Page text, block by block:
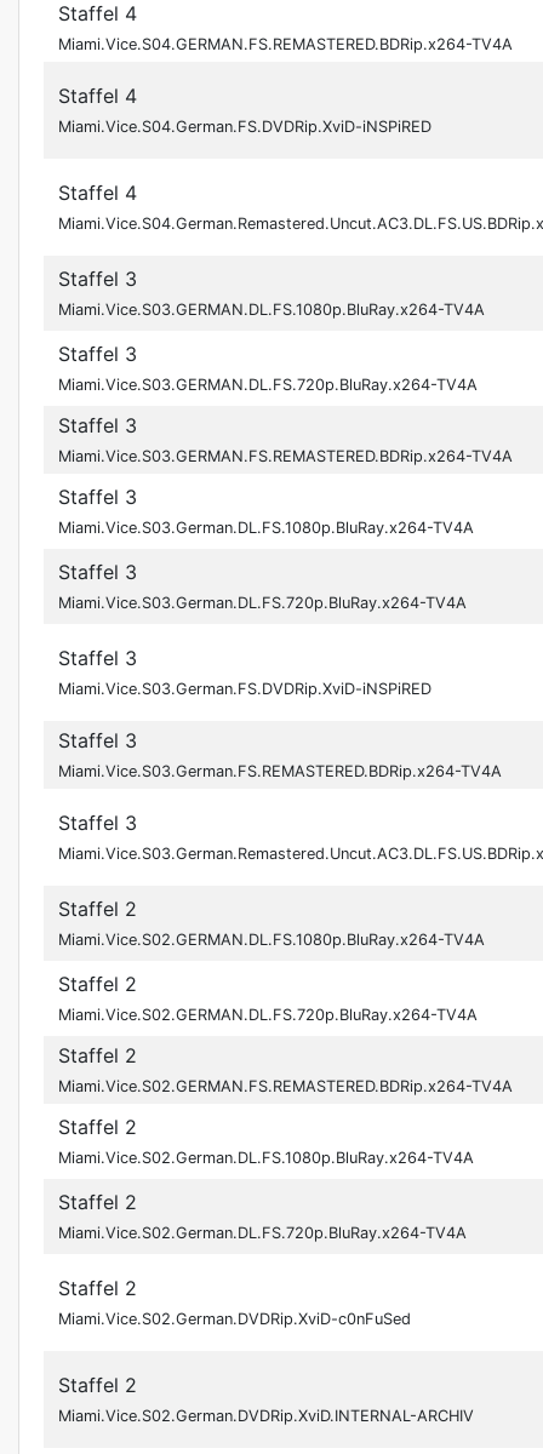
Staffel 4
Miami.Vice.S04.GERMAN.FS.REMASTERED.BDRip.x264-TV4A
Staffel 4
Miami.Vice.S04.German.FS.DVDRip.XviD-iNSPiRED
Staffel 4
Staffel 3
Miami.Vice.S03.GERMAN.DL.FS.1080p.BluRay.x264-TV4A
Staffel 3
Miami.Vice.S03.GERMAN.DL.FS.720p.BluRay.x264-TV4A
Staffel 3
Miami.Vice.S03.GERMAN.FS.REMASTERED.BDRip.x264-TV4A
Staffel 3
Miami.Vice.S03.German.DL.FS.1080p.BluRay.x264-TV4A
Staffel 3
Miami.Vice.S03.German.DL.FS.720p.BluRay.x264-TV4A
Staffel 3
Miami.Vice.S03.German.FS.DVDRip.XviD-iNSPiRED
Staffel 3
Miami.Vice.S03.German.FS.REMASTERED.BDRip.x264-TV4A
Staffel 3
Staffel 2
Miami.Vice.S02.GERMAN.DL.FS.1080p.BluRay.x264-TV4A
Staffel 2
Miami.Vice.S02.GERMAN.DL.FS.720p.BluRay.x264-TV4A
Staffel 2
Miami.Vice.S02.GERMAN.FS.REMASTERED.BDRip.x264-TV4A
Staffel 2
Miami.Vice.S02.German.DL.FS.1080p.BluRay.x264-TV4A
Staffel 2
Miami.Vice.S02.German.DL.FS.720p.BluRay.x264-TV4A
Staffel 2
Miami.Vice.S02.German.DVDRip.XviD-c0nFuSed
Staffel 2
Miami.Vice.S02.German.DVDRip.XviD.INTERNAL-ARCHIV